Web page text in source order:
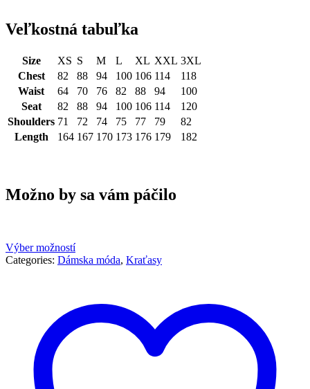
Veľkostná tabuľka
Size XS S M L XL XXL 3XL
Chest
82 88 94 100 106 114
118
Waist
64 70 76 82 88 94
100
Seat
82 88 94 100 106 114
120
Shoulders 71 72 74 75 77 79
82
Length
164 167 170 173 176 179 182
Možno by sa vám páčilo
Výber možností
Categories: Dámska móda, Kraťasy